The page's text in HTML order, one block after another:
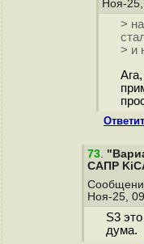
Ноя-
>
> и
73.
САПР
Ноя-25,
S3
дума.